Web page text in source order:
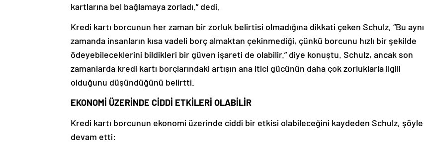
kartlarına bel bağlamaya zorladı.” dedi.
Kredi kartı borcunun her zaman bir zorluk belirtisi olmadığına dikkati çeken Schulz, “Bu aynı
zamanda insanların kısa vadeli borç almaktan çekinmediği, çünkü borcunu hızlı bir şekilde
ödeyebileceklerini bildikleri bir güven işareti de olabilir.” diye konuştu. Schulz, ancak son
zamanlarda kredi kartı borçlarındaki artışın ana itici gücünün daha çok zorluklarla ilgili
olduğunu düşündüğünü belirtti.
EKONOMİ ÜZERİNDE CİDDİ ETKİLERİ OLABİLİR
Kredi kartı borcunun ekonomi üzerinde ciddi bir etkisi olabileceğini kaydeden Schulz, şöyle
devam etti: